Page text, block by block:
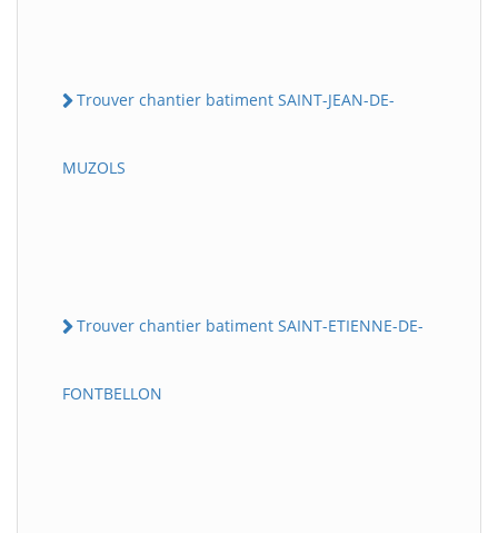
Trouver chantier batiment SAINT-JEAN-DE-
MUZOLS
Trouver chantier batiment SAINT-ETIENNE-DE-
FONTBELLON